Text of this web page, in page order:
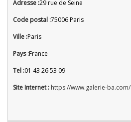
Adresse :29 rue de Seine
Code postal :75006 Paris
Ville :Paris
Pays :France
Tel :01 43 26 53 09
Site Internet : https://www.galerie-ba.com/